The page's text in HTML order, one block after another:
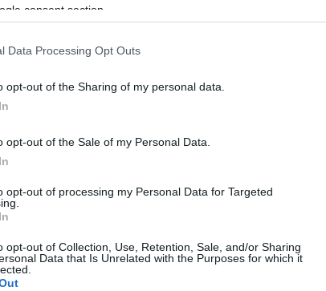
consent section.
Data Processing Opt Outs
opt-out of the Sharing of my personal data.
opt-out of the Sale of my Personal Data.
opt-out of processing my Personal Data for Targeted
opt-out of Collection, Use, Retention, Sale, and/or Sharing
Data that Is Unrelated with the Purposes for which it
e tradizione
da considerare. Questa metropoli è un
di vita. Passeggiando per le sue strade,
Jingu, immerso in una foresta lussureggiante,
di Shibuya, con il suo famoso incrocio